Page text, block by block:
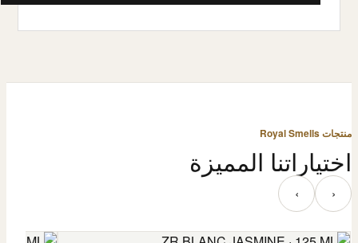
منتجات Royal Smells
اختياراتنا المميزة
‹ ›